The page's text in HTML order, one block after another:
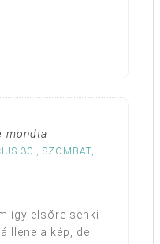
mondta
30., SZOMBAT,
így elsőre senki
a kép, de